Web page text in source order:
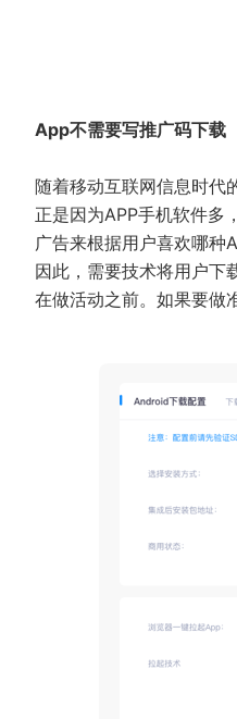
App不需要写推广码下载
随着移动互联网信息时代
正是因为APP手机软件多
广告来根据用户喜欢哪种
因此，需要技术将用户下
在做活动之前。如果要做